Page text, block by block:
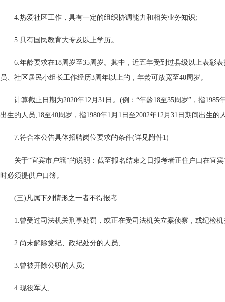
4.热爱社区工作，具有一定的组织协调能力和相关业务知识;
5.具有国民教育大专及以上学历。
6.年龄要求在18周岁至35周岁。其中，近五年受到过县级以上表彰
员、社区居民小组长工作经历3周年以上的，年龄可放宽至40周岁。
计算截止日期为2020年12月31日。(例：“年龄18至35周岁”，指1985
出生的人员;18至40周岁，指1980年1月1日至2002年12月31日期间出生的
7.符合本公告具体招聘岗位要求的条件(详见附件1)
关于“宜宾市户籍”的说明：截至报名结束之日报考者正住户口在宜
时必须提供户口簿。
(三)凡属下列情形之一者不得报考
1.曾受过司法机关刑事处罚，或正在受司法机关立案侦察，或纪检
2.尚未解除党纪、政纪处分的人员;
3.曾被开除公职的人员;
4.现役军人;